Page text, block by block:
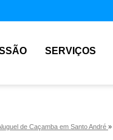
SERVIÇOS
de Caçamba em Santo André »